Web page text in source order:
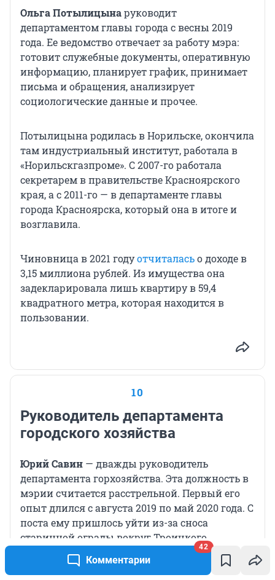
Комментарии
42
ОльгаПотылицынаруководит
департаментом главы города с весны 2019
года. Ее ведомство отвечает за работу мэра:
готовит служебные документы, оперативную
информацию, планирует график, принимает
письма и обращения, анализирует
социологические данные и прочее.
Потылицына родилась в Норильске, окончила
там индустриальный институт, работала в
«Норильскгазпроме». С 2007-го работала
секретарем в правительстве Красноярского
края, а с 2011-го — в департаменте главы
города Красноярска, который она в итоге и
возглавила.
Чиновница в 2021 годуотчиталасьо доходе в
3,15 миллиона рублей. Из имущества она
задекларировала лишь квартиру в 59,4
квадратного метра, которая находится в
пользовании.
10
Руководитель департамента
городского хозяйства
Юрий Савин — дважды руководитель
департамента горхозяйства. Эта должность в
мэрии считается расстрельной. Первый его
опыт длился с августа 2019 по май 2020 года. С
поста ему пришлось уйти из-за сноса
старинной ограды вокруг Троицкого
кладбища.Чиновники решили, что она
аварийная и опасна для жителей
, и решили